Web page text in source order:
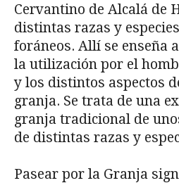
Cervantino de Alcalá de
distintas razas y
foráneos. Allí se enseña
la utilización por el
y los distintos aspectos
granja. Se trata de una
granja tradicional de
de distintas razas y
Pasear por la Granja